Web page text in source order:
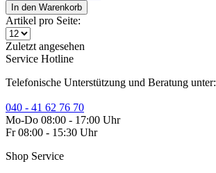
In den Warenkorb
Artikel pro Seite:
Zuletzt angesehen
Service Hotline
Telefonische Unterstützung und Beratung unter:
040 - 41 62 76 70
Mo-Do 08:00 - 17:00 Uhr
Fr 08:00 - 15:30 Uhr
Shop Service